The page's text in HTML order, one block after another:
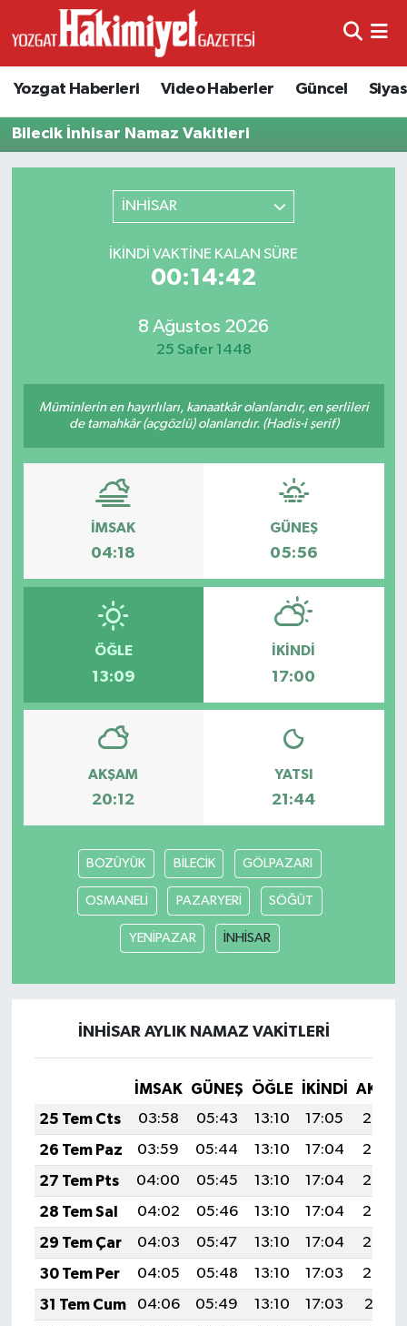
Yozgat Haberleri Video Haberler Güncel
Bilecik İnhisar Namaz Vakitleri
İNHİSAR
İKINDI VAKTINE KALAN SÜRE
00:14:42
8 Ağustos 2026
25 Safer 1448
Müminlerin en hayırlıları, kanaatkâr olanlarıdır, en şerlileri
de tamahkâr (açgözlü) olanlarıdır. (Hadis-i şerif)
İMSAK
04:18
GÜNEŞ
05:56
ÖĞLE
13:09
İKINDI
17:00
AKŞAM
20:12
YATSI
21:44
BOZÜYÜK BİLECİK GÖLPAZARI
OSMANELİ PAZARYERİ SÖĞÜT
YENİPAZAR İNHİSAR
İNHİSAR AYLIK NAMAZ VAKITLERI
İMSAK GÜNEŞ ÖĞLE İKINDI
25 Tem Cts
03:58 05:43 13:10 17:05
20:27
26 Tem Paz
03:59 05:44 13:10 17:04
20:26
27 Tem Pts
04:00 05:45 13:10 17:04
20:25
28 Tem Sal
04:02 05:46 13:10 17:04
20:24
29 Tem Çar
04:03 05:47 13:10 17:04
20:23
30 Tem Per
04:05 05:48 13:10 17:03
20:22
31 Tem Cum
04:06 05:49 13:10 17:03
20:21